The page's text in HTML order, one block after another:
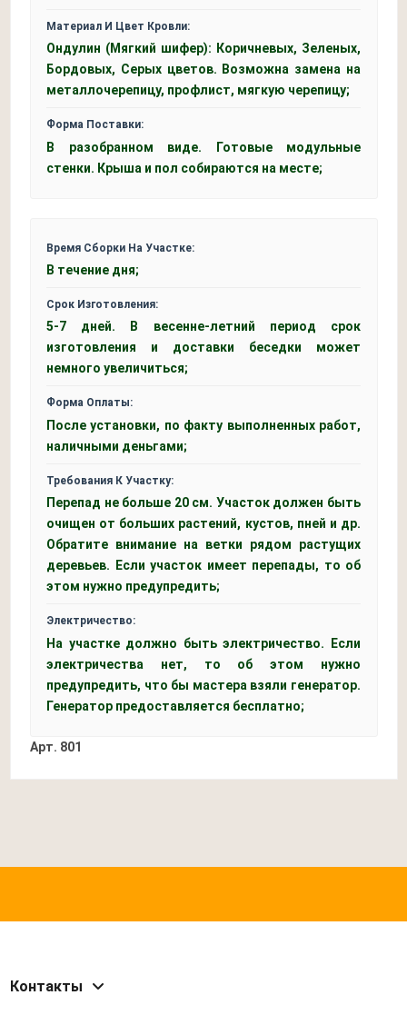
Материал И Цвет Кровли:
Ондулин (Мягкий шифер): Коричневых, Зеленых,
Бордовых, Серых цветов. Возможна замена на
металлочерепицу, профлист, мягкую черепицу;
Форма Поставки:
В разобранном виде. Готовые модульные
стенки. Крыша и пол собираются на месте;
Время Сборки На Участке:
В течение дня;
Срок Изготовления:
5-7 дней. В весенне-летний период срок
изготовления и доставки беседки может
немного увеличиться;
Форма Оплаты:
После установки, по факту выполненных работ,
наличными деньгами;
Требования К Участку:
Перепад не больше 20 см. Участок должен быть
очищен от больших растений, кустов, пней и др.
Обратите внимание на ветки рядом растущих
деревьев. Если участок имеет перепады, то об
этом нужно предупредить;
Электричество:
На участке должно быть электричество. Если
электричества нет, то об этом нужно
предупредить, что бы мастера взяли генератор.
Генератор предоставляется бесплатно;
Арт. 801
Контакты